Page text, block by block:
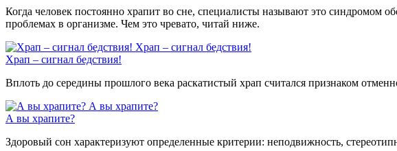
Когда человек постоянно храпит во сне, специалисты называют это синдромом
проблемах в организме. Чем это чревато, читай ниже.
Храп – сигнал бедствия!
Храп – сигнал бедствия!
Вплоть до середины прошлого века раскатистый храп считался признаком
А вы храпите?
А вы храпите?
Здоровый сон характеризуют определенные критерии: неподвижность,